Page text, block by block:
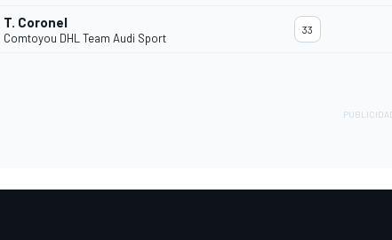
T. Coronel
Comtoyou DHL Team Audi Sport
33